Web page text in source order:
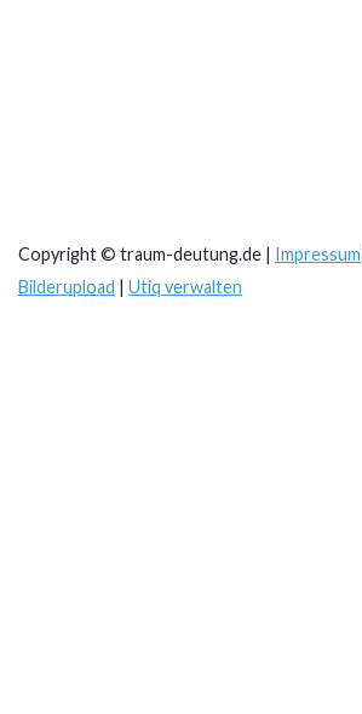
Copyright © traum-deutung.de | Impressum
Bilderupload | Utiq verwalten